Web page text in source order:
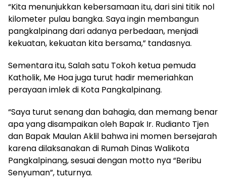
“Kita menunjukkan kebersamaan itu, dari sini titik nol
kilometer pulau bangka. Saya ingin membangun
pangkalpinang dari adanya perbedaan, menjadi
kekuatan, kekuatan kita bersama,” tandasnya.
Sementara itu, Salah satu Tokoh ketua pemuda
Katholik, Me Hoa juga turut hadir memeriahkan
perayaan imlek di Kota Pangkalpinang.
“Saya turut senang dan bahagia, dan memang benar
apa yang disampaikan oleh Bapak Ir. Rudianto Tjen
dan Bapak Maulan Aklil bahwa ini momen bersejarah
karena dilaksanakan di Rumah Dinas Walikota
Pangkalpinang, sesuai dengan motto nya “Beribu
Senyuman”, tuturnya.